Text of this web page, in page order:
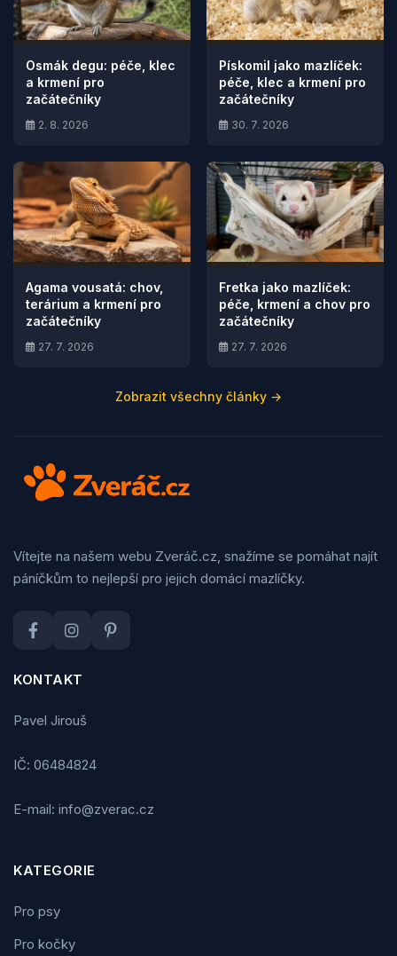
Osmák degu: péče, klec
a krmení pro
začátečníky
2. 8. 2026
Pískomil jako mazlíček:
péče, klec a krmení pro
začátečníky
30. 7. 2026
Agama vousatá: chov,
terárium a krmení pro
začátečníky
27. 7. 2026
Fretka jako mazlíček:
péče, krmení a chov pro
začátečníky
27. 7. 2026
Zobrazit všechny články →
Vítejte na našem webu Zveráč.cz, snažíme se pomáhat najít
páníčkům to nejlepší pro jejich domácí mazlíčky.
KONTAKT
Pavel Jirouš
IČ: 06484824
E-mail: info@zverac.cz
KATEGORIE
Pro psy
Pro kočky